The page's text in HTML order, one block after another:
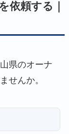
依頼する｜
県のオーナ
せんか。